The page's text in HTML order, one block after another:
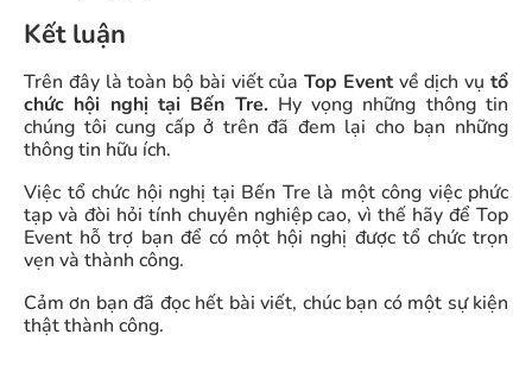
Kết luận
Trên đây là toàn bộ bài viết củaTop Eventvề dịch vụtổ
chức hội nghị tại Bến Tre. Hy vọng những thông tin
chúng tôi cung cấp ở trên đã đem lại cho bạn những
thông tin hữu ích.
Việc tổ chức hội nghị tại Bến Tre là một công việc phức
tạp và đòi hỏi tính chuyên nghiệp cao, vì thế hãy để Top
Event hỗ trợ bạn để có một hội nghị được tổ chức trọn
vẹn và thành công.
Cảm ơn bạn đã đọc hết bài viết, chúc bạn có một sự kiện
thật thành công.